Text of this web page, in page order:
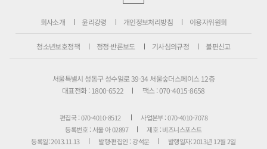
회사소개 윤리강령 개인정보처리방침 이용자위원회
청소년보호정책 정정·반론보도 기사심의규정 불편신고
서울특별시 성동구 성수일로 39-34 서울숲더스페이스 12층
대표전화 : 1800-6522
팩스 : 070-4015-8658
편집국 : 070-4010-8512
사업본부 : 070-4010-7078
등록번호 : 서울 아 02897
제호 : 비즈니스포스트
등록일: 2013.11.13
발행·편집인 : 강석운
발행일자: 2013년 12월 2일